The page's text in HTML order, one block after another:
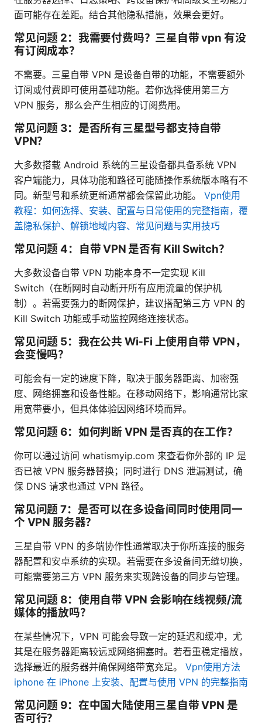
面可能存在差距。结合其他隐私措施，效果会更好。
常见问题 2：我需要付费吗？三星自带 vpn 有没
有订阅成本？
不需要。三星自带 VPN 是设备自带的功能，不需要额外
订阅或付费即可使用基础功能。若你选择使用第三方
VPN 服务，那么会产生相应的订阅费用。
常见问题 3：是否所有三星型号都支持自带
VPN？
大多数搭载 Android 系统的三星设备都具备系统 VPN
客户端能力，具体功能和路径可能随操作系统版本略有不
同。新型号和系统更新通常都会保留此功能。 Vpn使用
教程：如何选择、安装、配置与日常使用的完整指南，覆
盖隐私保护、解锁地域内容、常见问题与实用技巧
常见问题 4：自带 VPN 是否有 Kill Switch？
大多数设备自带 VPN 功能本身不一定实现 Kill
Switch（在断网时自动断开所有应用流量的保护机
制）。若需要强力的断网保护，建议搭配第三方 VPN 的
Kill Switch 功能或手动监控网络连接状态。
常见问题 5：我在公共 Wi‑Fi 上使用自带 VPN，
会变慢吗？
可能会有一定的速度下降，取决于服务器距离、加密强
度、网络拥塞和设备性能。在移动网络下，影响通常比家
用宽带要小，但具体体验因网络环境而异。
常见问题 6：如何判断 VPN 是否真的在工作？
你可以通过访问 whatismyip.com 来查看你外部的 IP 是
否已被 VPN 服务器替换；同时进行 DNS 泄漏测试，确
保 DNS 请求也通过 VPN 路径。
常见问题 7：是否可以在多设备间同时使用同一
个 VPN 服务器？
三星自带 VPN 的多端协作性通常取决于你所连接的服务
器配置和安卓系统的实现。若需要在多设备间无缝切换，
可能需要第三方 VPN 服务来实现跨设备的同步与管理。
常见问题 8：使用自带 VPN 会影响在线视频/流
媒体的播放吗？
在某些情况下，VPN 可能会导致一定的延迟和缓冲，尤
其是在服务器距离较远或网络拥塞时。若看重稳定播放，
选择最近的服务器并确保网络带宽充足。 Vpn使用方法
iphone 在 iPhone 上安装、配置与使用 VPN 的完整指南
常见问题 9：在中国大陆使用三星自带 VPN 是
否可行？